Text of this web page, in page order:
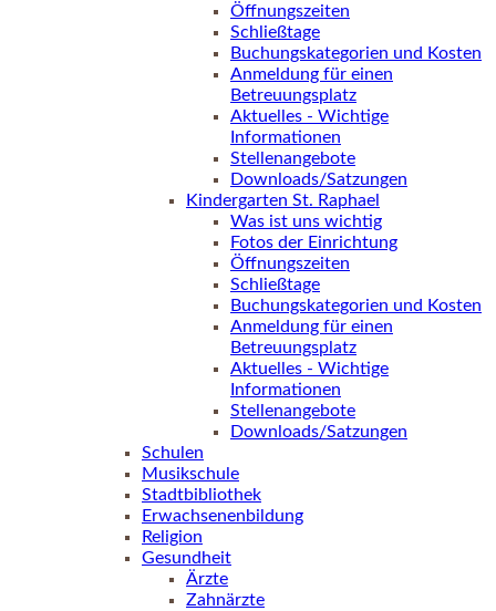
Öffnungszeiten
Schließtage
Buchungskategorien und Kosten
Anmeldung für einen
Betreuungsplatz
Aktuelles - Wichtige
Informationen
Stellenangebote
Downloads/Satzungen
Kindergarten St. Raphael
Was ist uns wichtig
Fotos der Einrichtung
Öffnungszeiten
Schließtage
Buchungskategorien und Kosten
Anmeldung für einen
Betreuungsplatz
Aktuelles - Wichtige
Informationen
Stellenangebote
Downloads/Satzungen
Schulen
Musikschule
Stadtbibliothek
Erwachsenenbildung
Religion
Gesundheit
Ärzte
Zahnärzte